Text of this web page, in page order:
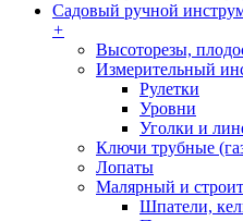
Садовый ручной
+
Высоторезы,
Измерительный
Рулетки
Уровни
Уголки и
Ключи трубные
Лопаты
Малярный и
Шпатели,